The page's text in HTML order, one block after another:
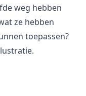
weg hebben
ze hebben
toepassen?